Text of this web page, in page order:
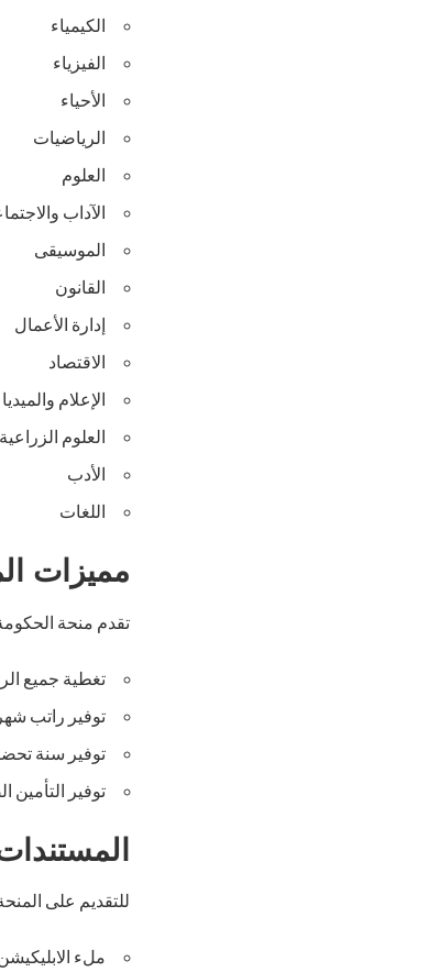
الكيمياء
الفيزياء
الأحياء
الرياضيات
العلوم
الآداب
الموسيقى
القانون
إدارة الأعمال
الاقتصاد
الإعلام والميديا
العلوم الزراعية
الأدب
اللغات
مميزات
تقدم منحة
تغطية جميع
توفير راتب
توفير سنة
توفير التأمين
للتقديم على
ملء